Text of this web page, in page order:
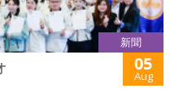
新聞
05
Aug